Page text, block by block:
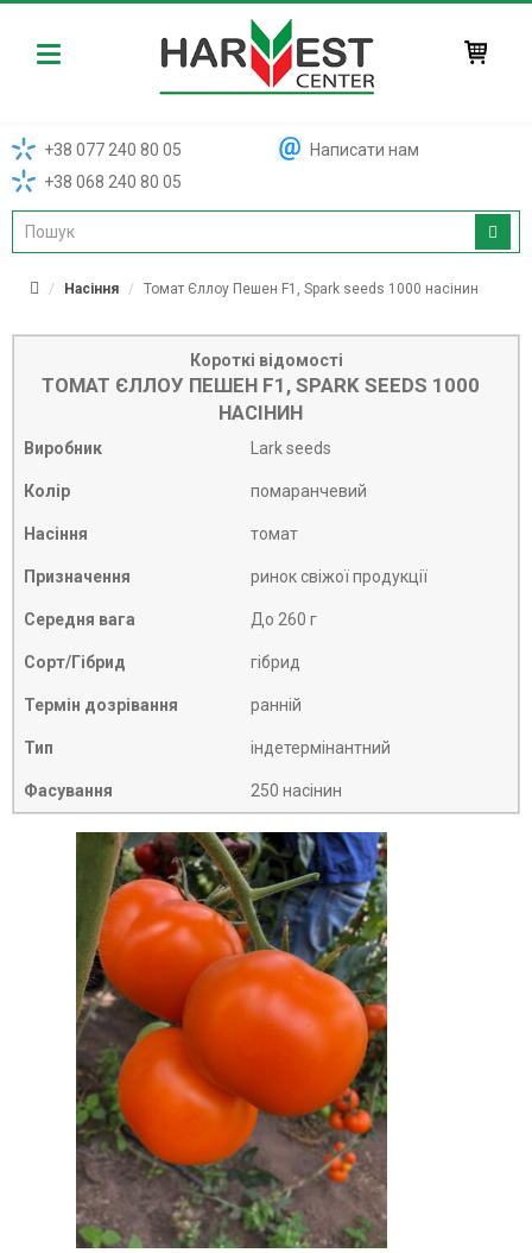
Harvest
+38 077 240 80 05
+38 068 240 80 05
Написати нам
Насіння Томат Єллоу Пешен F1, Spark seeds 1000 насінин
Короткі відомості
ТОМАТ ЄЛЛОУ ПЕШЕН F1, SPARK SEEDS 1000
НАСІНИН
Виробник Lark seeds
Колір помаранчевий
Насіння томат
Призначення ринок свіжої продукції
Середня вага До 260 г
Сорт/Гібрид гібрид
Термін дозрівання ранній
Тип індетермінантний
Фасування 250 насінин